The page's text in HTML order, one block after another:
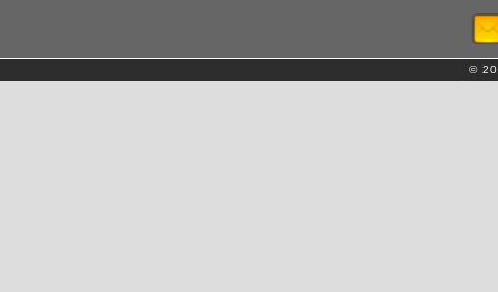
©